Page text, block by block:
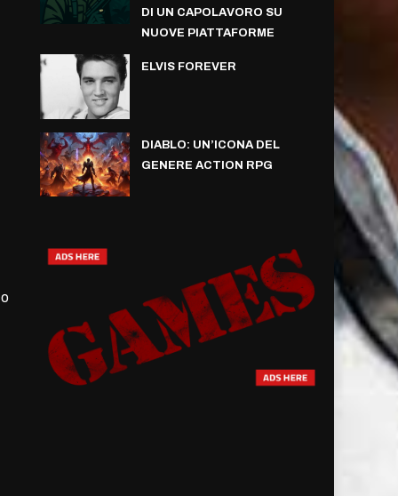
DI UN CAPOLAVORO SU
NUOVE PIATTAFORME
ELVIS FOREVER
DIABLO: UN’ICONA DEL
GENERE ACTION RPG